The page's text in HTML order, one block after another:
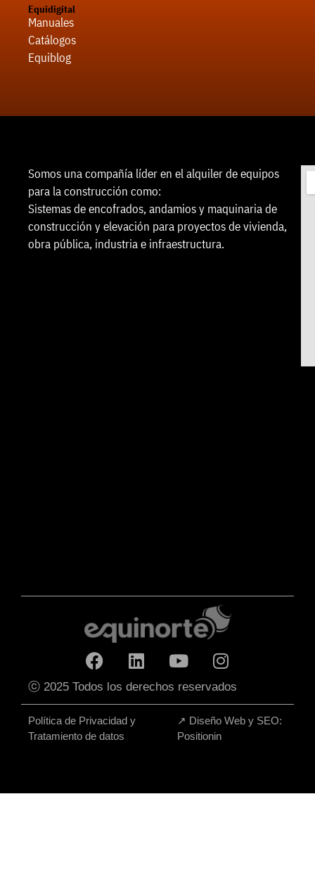
Equidigital
Manuales
Catálogos
Equiblog
Somos una compañía líder en el alquiler de equipos
para la construcción como:
Sistemas de encofrados, andamios y maquinaria de
construcción y elevación para proyectos de vivienda,
obra pública, industria e infraestructura.
ⓒ 2025 Todos los derechos reservados
Política de Privacidad y
Tratamiento de datos
↗ Diseño Web y SEO:
Positionin